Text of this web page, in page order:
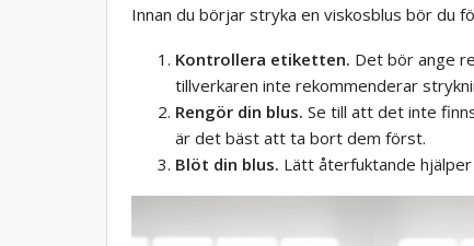
Innan du börjar stryka en viskosblus bör du
Kontrollera etiketten. Det bör ange
tillverkaren inte rekommenderar
Rengör din blus. Se till att det inte
är det bäst att ta bort dem först.
Blöt din blus. Lätt återfuktande